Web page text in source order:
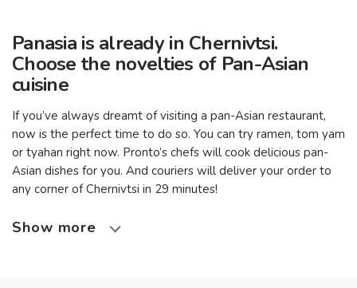
Panasia is already in Chernivtsi.
Choose the novelties of Pan-Asian
cuisine
If you’ve always dreamt of visiting a pan-Asian restaurant,
now is the perfect time to do so. You can try ramen, tom yam
or tyahan right now. Pronto’s chefs will cook delicious pan-
Asian dishes for you. And couriers will deliver your order to
any corner of Chernivtsi in 29 minutes!
Show more